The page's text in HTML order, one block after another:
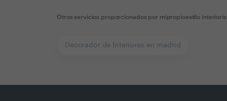
Otros servicios proporcionados por mipropioestilo
Decorador de Interiores en madrid